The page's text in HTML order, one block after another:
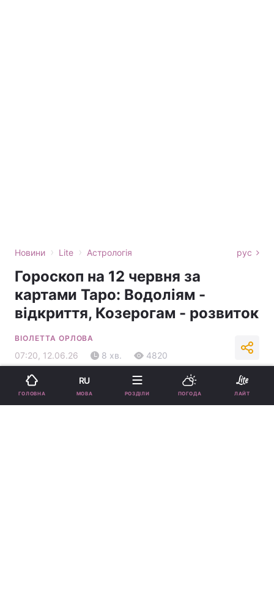
Новини › Lite › Астрологія рус
Гороскоп на 12 червня за
картами Таро: Водоліям -
відкриття, Козерогам - розвиток
ВІОЛЕТТА ОРЛОВА
07:20, 12.06.26 8 хв. 4820
Підпишіться на нас в Google
ГОЛОВНА
RU
МОВА РОЗДІЛИ ПОГОДА ЛАЙТ